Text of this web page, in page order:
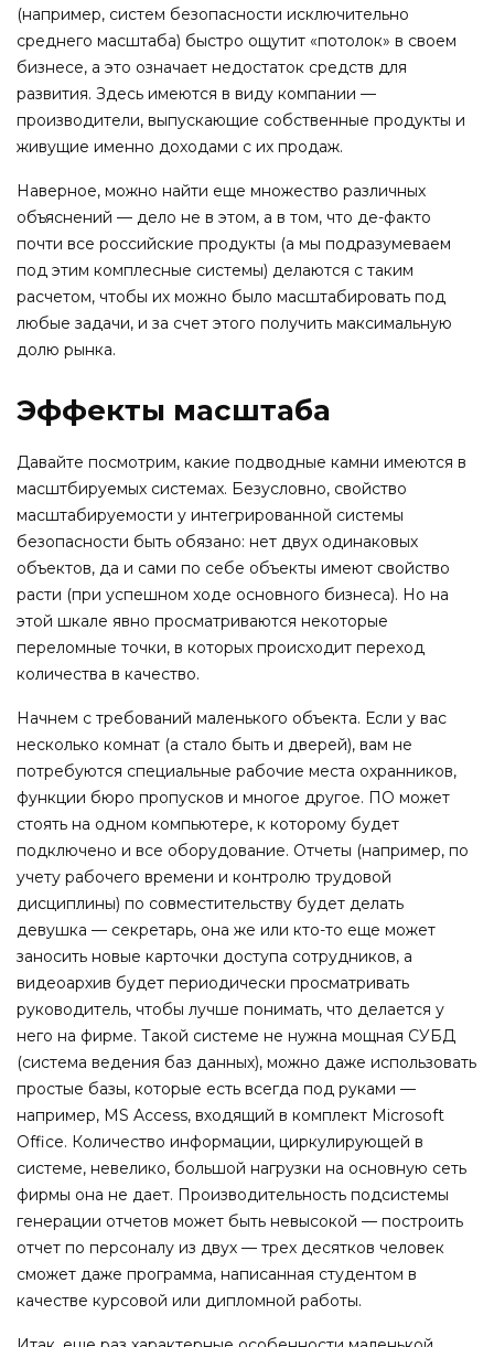
(например, систем безопасности исключительно
среднего масштаба) быстро ощутит «потолок» в своем
бизнесе, а это означает недостаток средств для
развития. Здесь имеются в виду компании —
производители, выпускающие собственные продукты и
живущие именно доходами с их продаж.
Наверное, можно найти еще множество различных
объяснений — дело не в этом, а в том, что де-факто
почти все российские продукты (а мы подразумеваем
под этим комплесные системы) делаются с таким
расчетом, чтобы их можно было масштабировать под
любые задачи, и за счет этого получить максимальную
долю рынка.
Эффекты масштаба
Давайте посмотрим, какие подводные камни имеются в
масштбируемых системах. Безусловно, свойство
масштабируемости у интегрированной системы
безопасности быть обязано: нет двух одинаковых
объектов, да и сами по себе объекты имеют свойство
расти (при успешном ходе основного бизнеса). Но на
этой шкале явно просматриваются некоторые
переломные точки, в которых происходит переход
количества в качество.
Начнем с требований маленького объекта. Если у вас
несколько комнат (а стало быть и дверей), вам не
потребуются специальные рабочие места охранников,
функции бюро пропусков и многое другое. ПО может
стоять на одном компьютере, к которому будет
подключено и все оборудование. Отчеты (например, по
учету рабочего времени и контролю трудовой
дисциплины) по совместительству будет делать
девушка — секретарь, она же или кто-то еще может
заносить новые карточки доступа сотрудников, а
видеоархив будет периодически просматривать
руководитель, чтобы лучше понимать, что делается у
него на фирме. Такой системе не нужна мощная СУБД
(система ведения баз данных), можно даже использовать
простые базы, которые есть всегда под руками —
например, MS Access, входящий в комплект Microsoft
Office. Количество информации, циркулирующей в
системе, невелико, большой нагрузки на основную сеть
фирмы она не дает. Производительность подсистемы
генерации отчетов может быть невысокой — построить
отчет по персоналу из двух — трех десятков человек
сможет даже программа, написанная студентом в
качестве курсовой или дипломной работы.